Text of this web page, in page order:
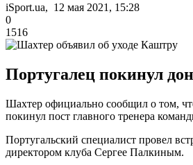
iSport.ua, 12 мая 2021, 15:28
0
1516
Португалец покинул
Шахтер официально сообщил о том,
покинул пост главного тренера
Португальский специалист провел
директором клуба Сергее Палкиным.